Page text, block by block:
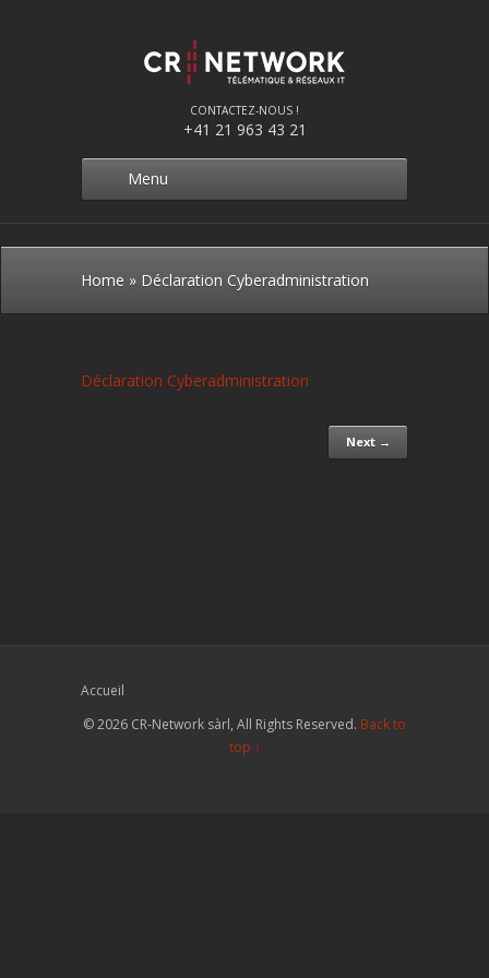
CONTACTEZ-NOUS !
+41 21 963 43 21
Menu
Home » Déclaration Cyberadministration
Déclaration Cyberadministration
Next →
Accueil
© 2026 CR-Network sàrl, All Rights Reserved. Back to
top ↑